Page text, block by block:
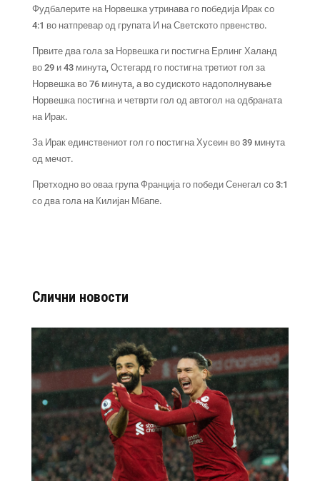
Фудбалерите на Норвешка утринава го победија Ирак со
4:1 во натпревар од групата И на Светското првенство.
Првите два гола за Норвешка ги постигна Ерлинг Халанд
во 29 и 43 минута, Остегард го постигна третиот гол за
Норвешка во 76 минута, а во судиското надополнување
Норвешка постигна и четврти гол од автогол на одбраната
на Ирак.
За Ирак единствениот гол го постигна Хусеин во 39 минута
од мечот.
Претходно во оваа група Франција го победи Сенегал со 3:1
со два гола на Килијан Мбапе.
Слични новости